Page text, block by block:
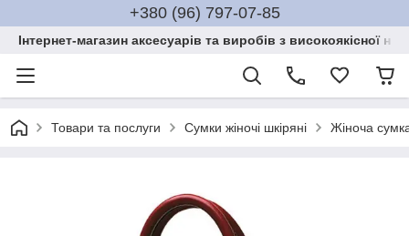
+380 (96) 797-07-85
Інтернет-магазин аксесуарів та виробів з високоякісної
Товари та послуги Сумки жіночі шкіряні Жіноча